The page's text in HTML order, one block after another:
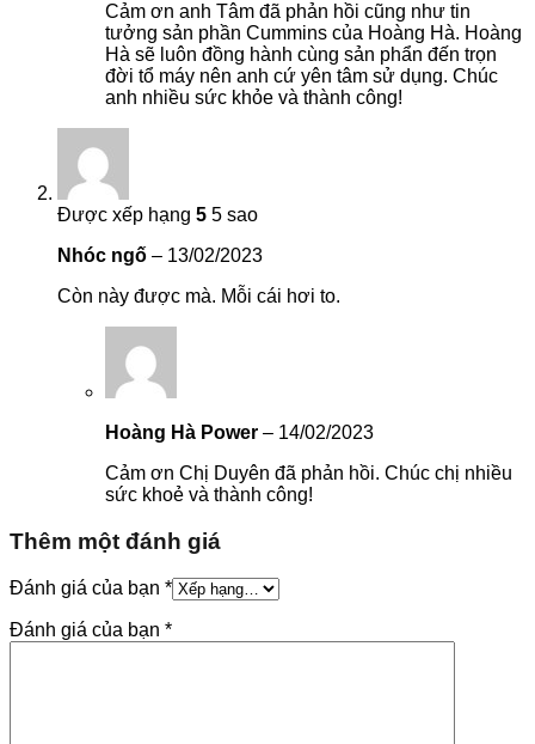
Cảm ơn anh Tâm đã phản hồi cũng như tin
tưởng sản phần Cummins của Hoàng Hà. Hoàng
Hà sẽ luôn đồng hành cùng sản phẩn đến trọn
đời tổ máy nên anh cứ yên tâm sử dụng. Chúc
anh nhiều sức khỏe và thành công!
Được xếp hạng 5 5 sao
Nhóc ngố – 13/02/2023
Còn này được mà. Mỗi cái hơi to.
Hoàng Hà Power – 14/02/2023
Cảm ơn Chị Duyên đã phản hồi. Chúc chị nhiều
sức khoẻ và thành công!
Thêm một đánh giá
Đánh giá của bạn *
Đánh giá của bạn *